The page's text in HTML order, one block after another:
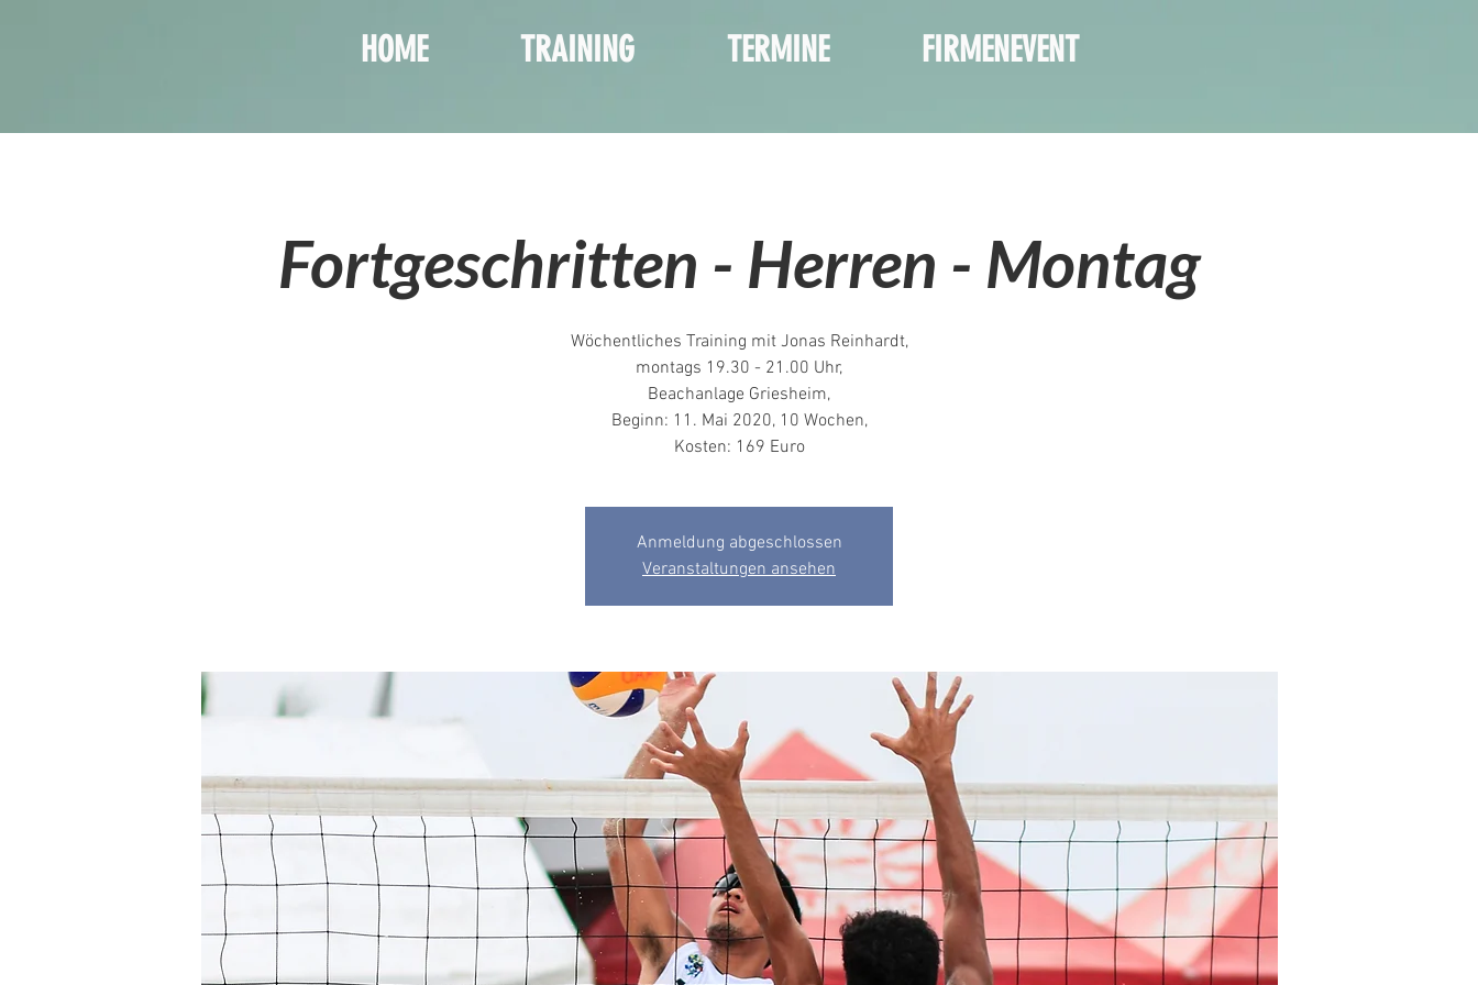
HOME TRAINING TERMINE FIRMENEVENT
Fortgeschritten - Herren - Montag
Wöchentliches Training mit Jonas Reinhardt,
montags 19.30 - 21.00 Uhr,
Beachanlage Griesheim,
Beginn: 11. Mai 2020, 10 Wochen,
Kosten: 169 Euro
Anmeldung abgeschlossen
Veranstaltungen ansehen